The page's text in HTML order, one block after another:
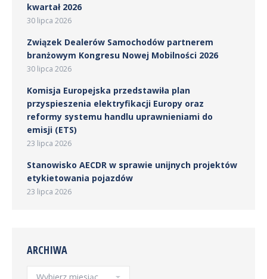
kwartał 2026
30 lipca 2026
Związek Dealerów Samochodów partnerem
branżowym Kongresu Nowej Mobilności 2026
30 lipca 2026
Komisja Europejska przedstawiła plan
przyspieszenia elektryfikacji Europy oraz
reformy systemu handlu uprawnieniami do
emisji (ETS)
23 lipca 2026
Stanowisko AECDR w sprawie unijnych projektów
etykietowania pojazdów
23 lipca 2026
ARCHIWA
Archiwa